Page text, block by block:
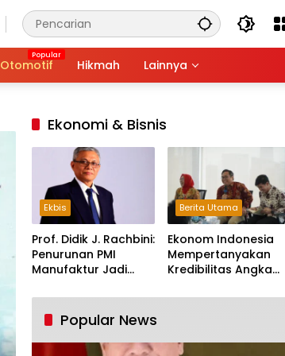
Otomotif Hikmah Lainnya
Ekonomi & Bisnis
Ekbis
Prof. Didik J. Rachbini:
Penurunan PMI
Manufaktur Jadi
Industri Nasional
Berita Utama
Ekonom Indonesia
Mempertanyakan
Kredibilitas Angka
Tumbuh Tapi Rapuh
Popular News